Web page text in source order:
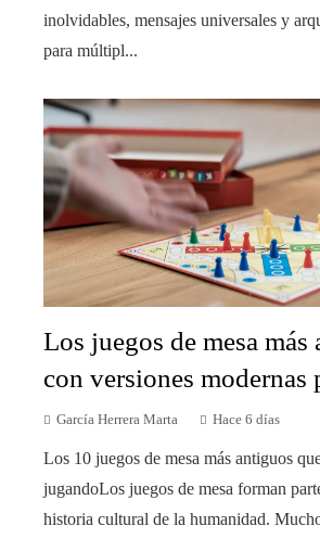
inolvidables, mensajes universales y
para múltipl...
Los juegos de mesa más
con versiones modernas
García Herrera Marta Hace 6 días
Los 10 juegos de mesa más antiguos
jugandoLos juegos de mesa forman
historia cultural de la humanidad.